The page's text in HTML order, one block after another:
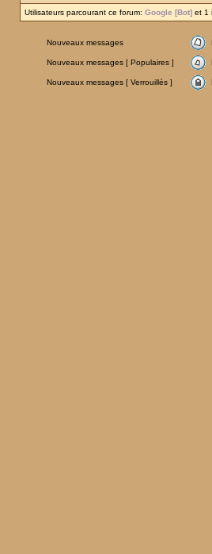
Utilisateurs parcourant ce forum: Google [Bot] et 1
Nouveaux messages
Nouveaux messages [ Populaires ]
Nouveaux messages [ Verrouillés ]